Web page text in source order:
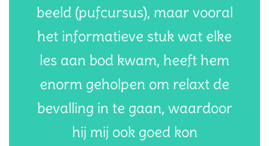
beeld (pufcursus), maar vooral
het informatieve stuk wat elke
les aan bod kwam, heeft hem
enorm geholpen om relaxt de
bevalling in te gaan, waardoor
hij mij ook goed kon